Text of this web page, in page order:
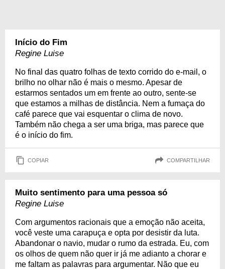
Início do Fim
Regine Luise
No final das quatro folhas de texto corrido do e-mail, o
brilho no olhar não é mais o mesmo. Apesar de
estarmos sentados um em frente ao outro, sente-se
que estamos a milhas de distância. Nem a fumaça do
café parece que vai esquentar o clima de novo.
Também não chega a ser uma briga, mas parece que
é o início do fim.
COPIAR COMPARTILHAR
Muito sentimento para uma pessoa só
Regine Luise
Com argumentos racionais que a emoção não aceita,
você veste uma carapuça e opta por desistir da luta.
Abandonar o navio, mudar o rumo da estrada. Eu, com
os olhos de quem não quer ir já me adianto a chorar e
me faltam as palavras para argumentar. Não que eu